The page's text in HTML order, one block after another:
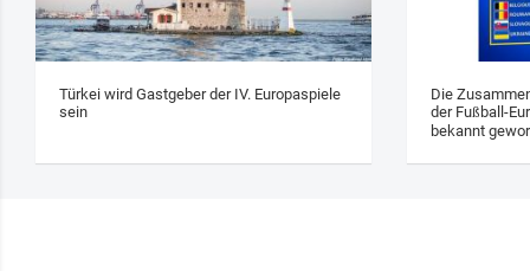
Türkei wird Gastgeber der IV. Europaspiele
sein
Die
der Fußball-
bekannt